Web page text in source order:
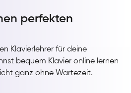
perfekten
Klavierlehrer für deine
bequem Klavier online lernen
ganz ohne Wartezeit.